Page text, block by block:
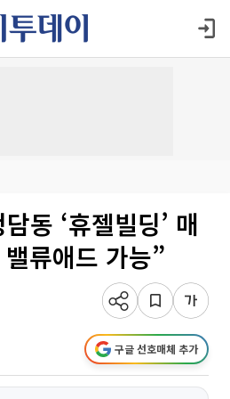
동 ‘휴젤빌딩’ 매
류애드 가능”
구글 선호매체 추가